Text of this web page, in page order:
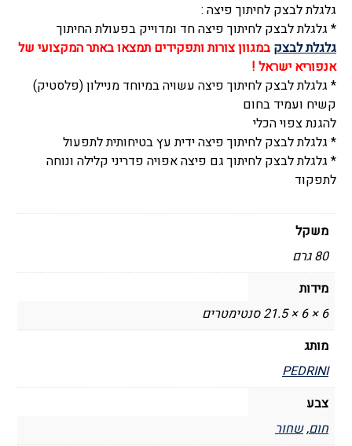
עץ,
פדריני
-
Pedrini
Wood
גלגלת לבצק לחיתוך פיצה :
* גלגלת לבצק לחיתוך פיצה חד ומדוייק בפעולת החיתוך
גלגלת לבצק במגוון צורות ותפקידים תמצאו באתר המקצועי של
אנפוריא ישראל !
* גלגלת לבצק לחיתוך פיצה עשויה במיוחד מניילון (פלסטיק)
קשיח ועמיד בחום
להגנת צפוי הכלי
* גלגלת לבצק לחיתוך פיצה ידית עץ בטיחותית לתפעול
* גלגלת לבצק לחיתוך גם פיצה אפויה פדריני קלילה ונוחה
לתפקוד
משקל
80 גרם
מידות
6 × 6 × 21.5 סנטימטרים
מותג
PEDRINI
צבע
חום,שחור